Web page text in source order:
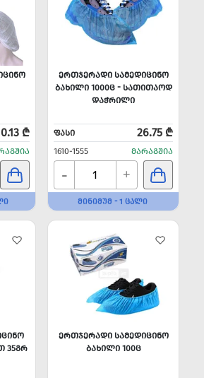
0.13 ₾
ᲔᲠᲗᲯᲔᲠᲐᲓᲘ ᲡᲐᲛᲔᲓᲘᲪᲘᲜᲝ
ᲑᲐᲮᲘᲚᲘ 1000Ც - ᲡᲐᲗᲘᲗᲐᲝᲓ
ᲓᲐᲭᲠᲘᲚᲘ
ᲤᲐᲡᲘ 26.75 ₾
1610-1555 ᲛᲐᲠᲐᲒᲨᲘᲐ
- +
ᲛᲘᲜᲘᲛᲣᲛ - 1 ᲪᲐᲚᲘ
35ᲒᲠ
ᲔᲠᲗᲯᲔᲠᲐᲓᲘ ᲡᲐᲛᲔᲓᲘᲪᲘᲜᲝ
ᲑᲐᲮᲘᲚᲘ 100Ც